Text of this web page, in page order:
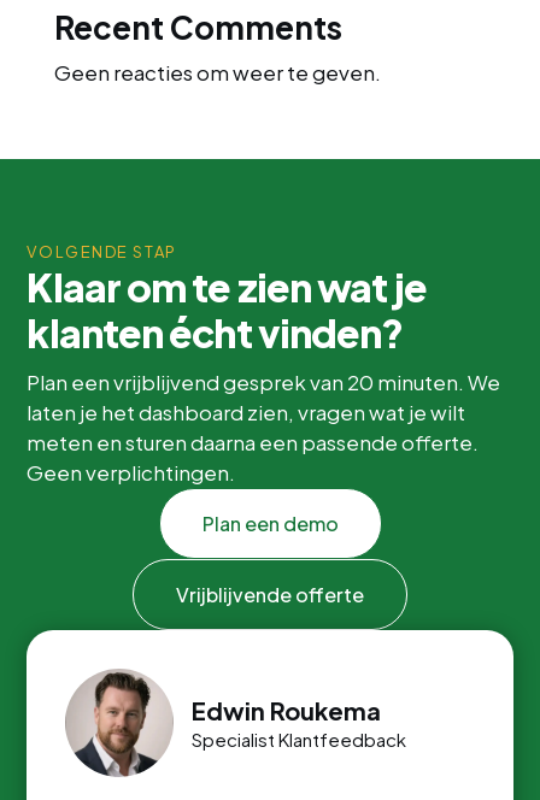
Recent Comments
Geen reacties om weer te geven.
VOLGENDE STAP
Klaar om te zien wat je
klanten écht vinden?
Plan een vrijblijvend gesprek van 20 minuten. We
laten je het dashboard zien, vragen wat je wilt
meten en sturen daarna een passende offerte.
Geen verplichtingen.
Plan een demo
Vrijblijvende offerte
Edwin Roukema
Specialist Klantfeedback